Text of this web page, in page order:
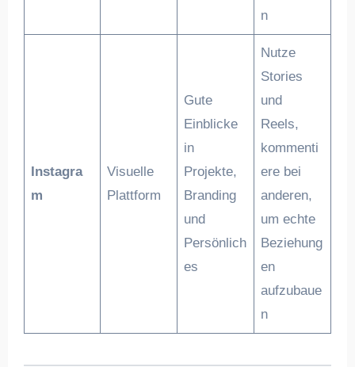
n
Instagra
m
Visuelle
Plattform
Gute
Einblicke
in
Projekte,
Branding
und
Persönlich
es
Nutze
Stories
und
Reels,
kommenti
ere bei
anderen,
um echte
Beziehung
en
aufzubaue
n